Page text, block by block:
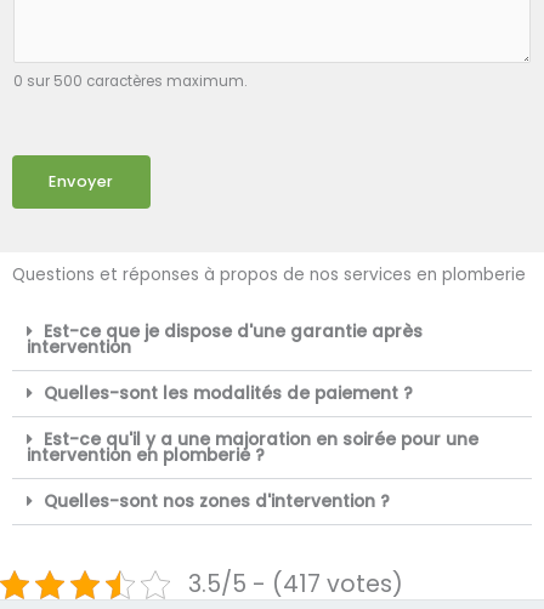
0 sur 500 caractères maximum.
Envoyer
Questions et réponses à propos de nos services en plomberie
Est-ce que je dispose d'une garantie après
intervention
Quelles-sont les modalités de paiement ?
Est-ce qu'il y a une majoration en soirée pour une
intervention en plomberie ?
Quelles-sont nos zones d'intervention ?
3.5/5 - (417 votes)